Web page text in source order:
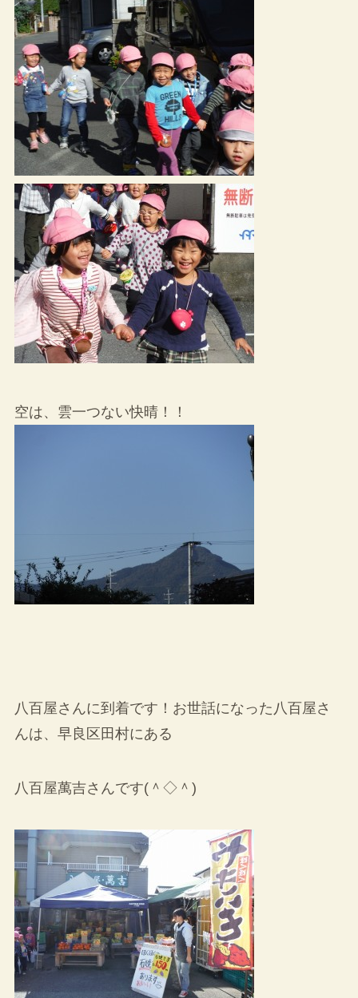
空は、雲一つない快晴！！
八百屋さんに到着です！お世話になった八百屋さ
んは、早良区田村にある
八百屋萬吉さんです(＾◇＾)